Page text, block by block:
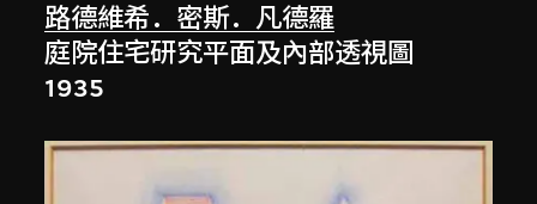
路德維希．密斯．凡德羅
庭院住宅研究平面及內部透視圖
1935